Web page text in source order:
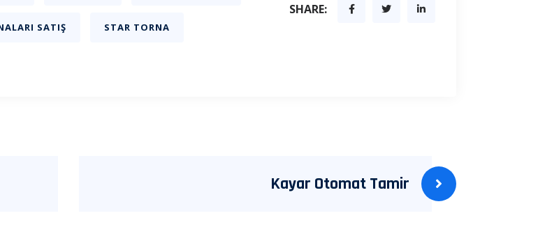
SATIŞ STAR TORNA
SHARE:
Kayar Otomat Tamir